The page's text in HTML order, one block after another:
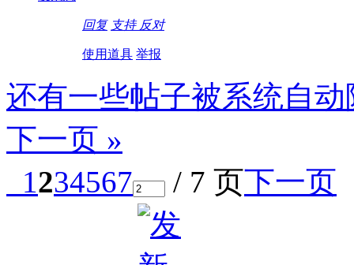
回复 支持 反对
使用道具 举报
还有一些帖子被系统自
下一页 »
1234567 / 7 页下一页